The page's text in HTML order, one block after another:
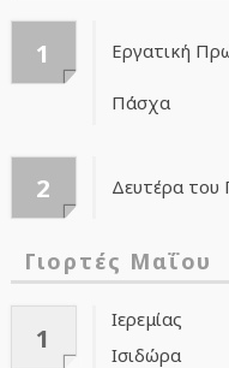
1 Εργατική
Πάσχα
2 Δευτέρα
Γιορτές Μαΐου
1
Ιερεμίας
Ισιδώρα